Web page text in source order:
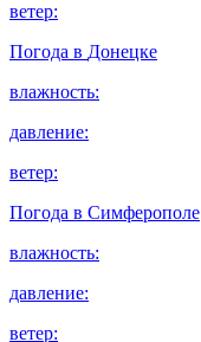
ветер:
Погода в Донецке
влажность:
давление:
ветер:
Погода в Симферополе
влажность:
давление:
ветер: